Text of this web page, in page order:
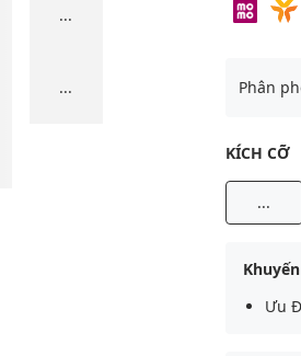
...
... Phân
KÍCH CỠ
...
Ưu